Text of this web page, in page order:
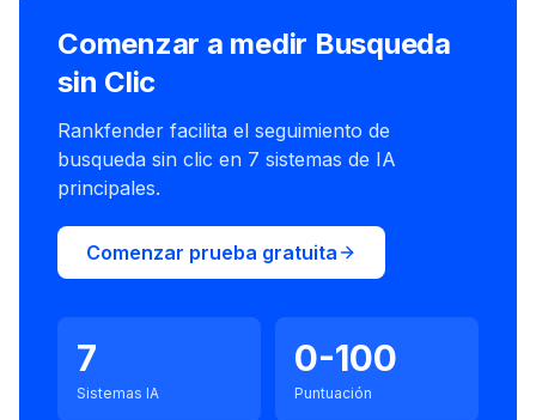
Comenzar a medir Busqueda
sin Clic
Rankfender facilita el seguimiento de
busqueda sin clic en 7 sistemas de IA
principales.
Comenzar prueba gratuita
7
Sistemas IA
0-100
Puntuación